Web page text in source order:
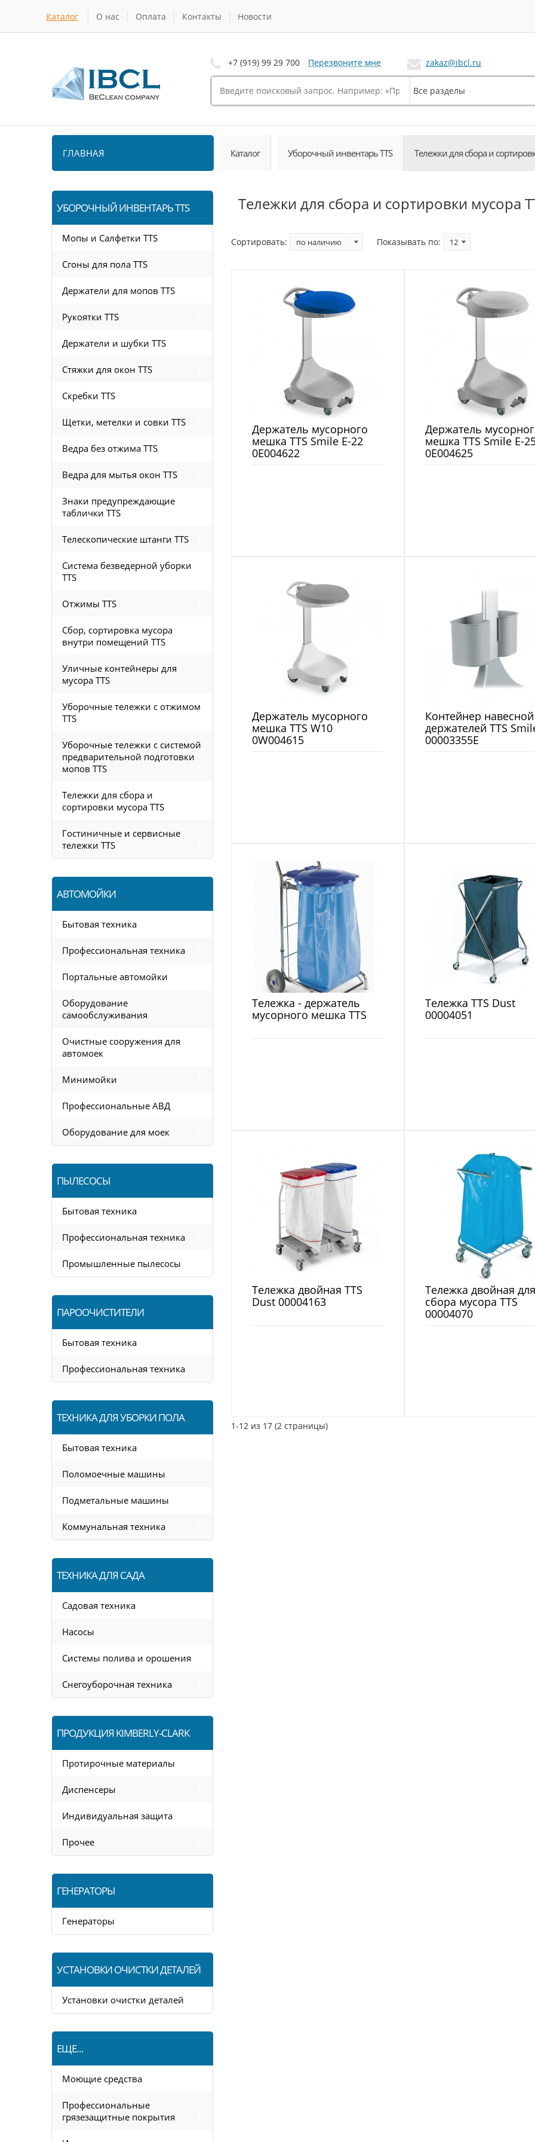
Каталог О нас Оплата Контакты Новости
+7 (919) 99 29 700 Перезвоните мне zakaz@ibcl.ru
Все разделы
ГЛАВНАЯ Каталог Уборочный инвентарь TTS Тележки для сбора и
УБОРОЧНЫЙ ИНВЕНТАРЬ TTS
Мопы и Салфетки TTS
Сгоны для пола TTS
Держатели для мопов TTS
Рукоятки TTS
Держатели и шубки TTS
Стяжки для окон TTS
Скребки TTS
Щетки, метелки и совки TTS
Ведра без отжима TTS
Ведра для мытья окон TTS
Знаки предупреждающие
таблички TTS
Телескопические штанги TTS
Система безведерной уборки
TTS
Отжимы TTS
Сбор, сортировка мусора
внутри помещений TTS
Уличные контейнеры для
мусора TTS
Уборочные тележки с отжимом
TTS
Уборочные тележки с системой
предварительной подготовки
мопов TTS
Тележки для сбора и
сортировки мусора TTS
Гостиничные и сервисные
тележки TTS
АВТОМОЙКИ
Бытовая техника
Профессиональная техника
Портальные автомойки
Оборудование
самообслуживания
Очистные сооружения для
автомоек
Минимойки
Профессиональные АВД
Оборудование для моек
ПЫЛЕСОСЫ
Бытовая техника
Профессиональная техника
Промышленные пылесосы
ПАРООЧИСТИТЕЛИ
Бытовая техника
Профессиональная техника
ТЕХНИКА ДЛЯ УБОРКИ ПОЛА
Бытовая техника
Поломоечные машины
Подметальные машины
Коммунальная техника
ТЕХНИКА ДЛЯ САДА
Садовая техника
Насосы
Системы полива и орошения
Снегоуборочная техника
ПРОДУКЦИЯ KIMBERLY-CLARK
Протирочные материалы
Диспенсеры
Индивидуальная защита
Прочее
ГЕНЕРАТОРЫ
Генераторы
УСТАНОВКИ ОЧИСТКИ ДЕТАЛЕЙ
Установки очистки деталей
ЕЩЕ...
Моющие средства
Профессиональные
грязезащитные покрытия
Тележки для сбора и сортировки мусора
Сортировать: Показывать по:
Держатель мусорного
мешка TTS Smile E-22
0E004622
Держатель
мешка TTS Smile E-
0E004625
Держатель мусорного
мешка TTS W10
0W004615
Контейнер
держателей TTS
00003355E
Тележка - держатель
мусорного мешка TTS
Тележка TTS Dust
00004051
Тележка двойная TTS
Dust 00004163
Тележка двойная для
сбора мусора TTS
00004070
1-12 из 17 (2 страницы)